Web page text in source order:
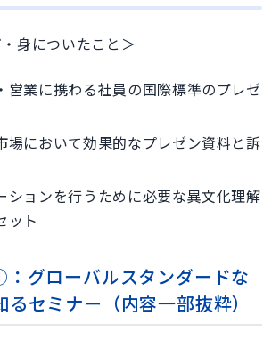
身についたこと＞
営業に携わる社員の国際標準のプレゼ
場において効果的なプレゼン資料と訴
ションを行うために必要な異文化理解
ット
グローバルスタンダードな
セミナー（内容一部抜粋）